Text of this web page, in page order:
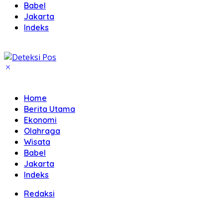
Babel
Jakarta
Indeks
Home
Berita Utama
Ekonomi
Olahraga
Wisata
Babel
Jakarta
Indeks
Redaksi